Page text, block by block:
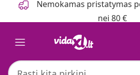
Nemokamas pristatymas
nei 80 €